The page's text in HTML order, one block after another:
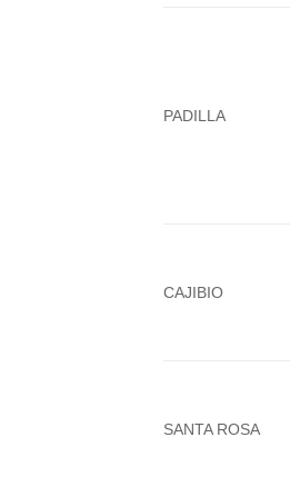
PADILLA
CAJIBIO
SANTA ROSA